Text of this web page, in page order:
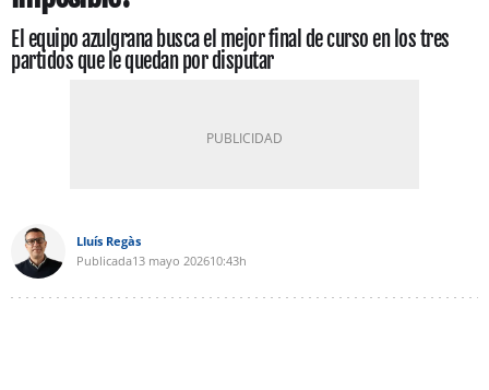
El equipo azulgrana busca el mejor final de curso en los tres
partidos que le quedan por disputar
Lluís Regàs
Publicada13 mayo 202610:43h